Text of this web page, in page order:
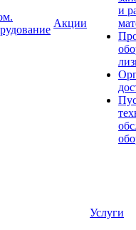
Акции
и
Услуги